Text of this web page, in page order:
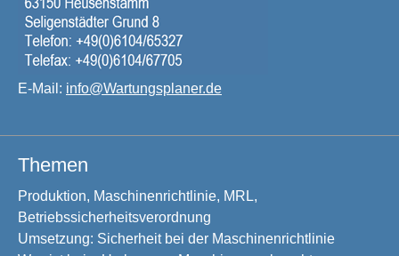
E-Mail: info@Wartungsplaner.de
Themen
Produktion, Maschinenrichtlinie, MRL,
Betriebssicherheitsverordnung
Umsetzung: Sicherheit bei der Maschinenrichtlinie